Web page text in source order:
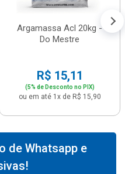
Argamassa Acl 20kg -
Do Mestre
R$ 15,11
(5% de Desconto no PIX)
ou em até 1x de R$ 15,90
de Whatsapp e